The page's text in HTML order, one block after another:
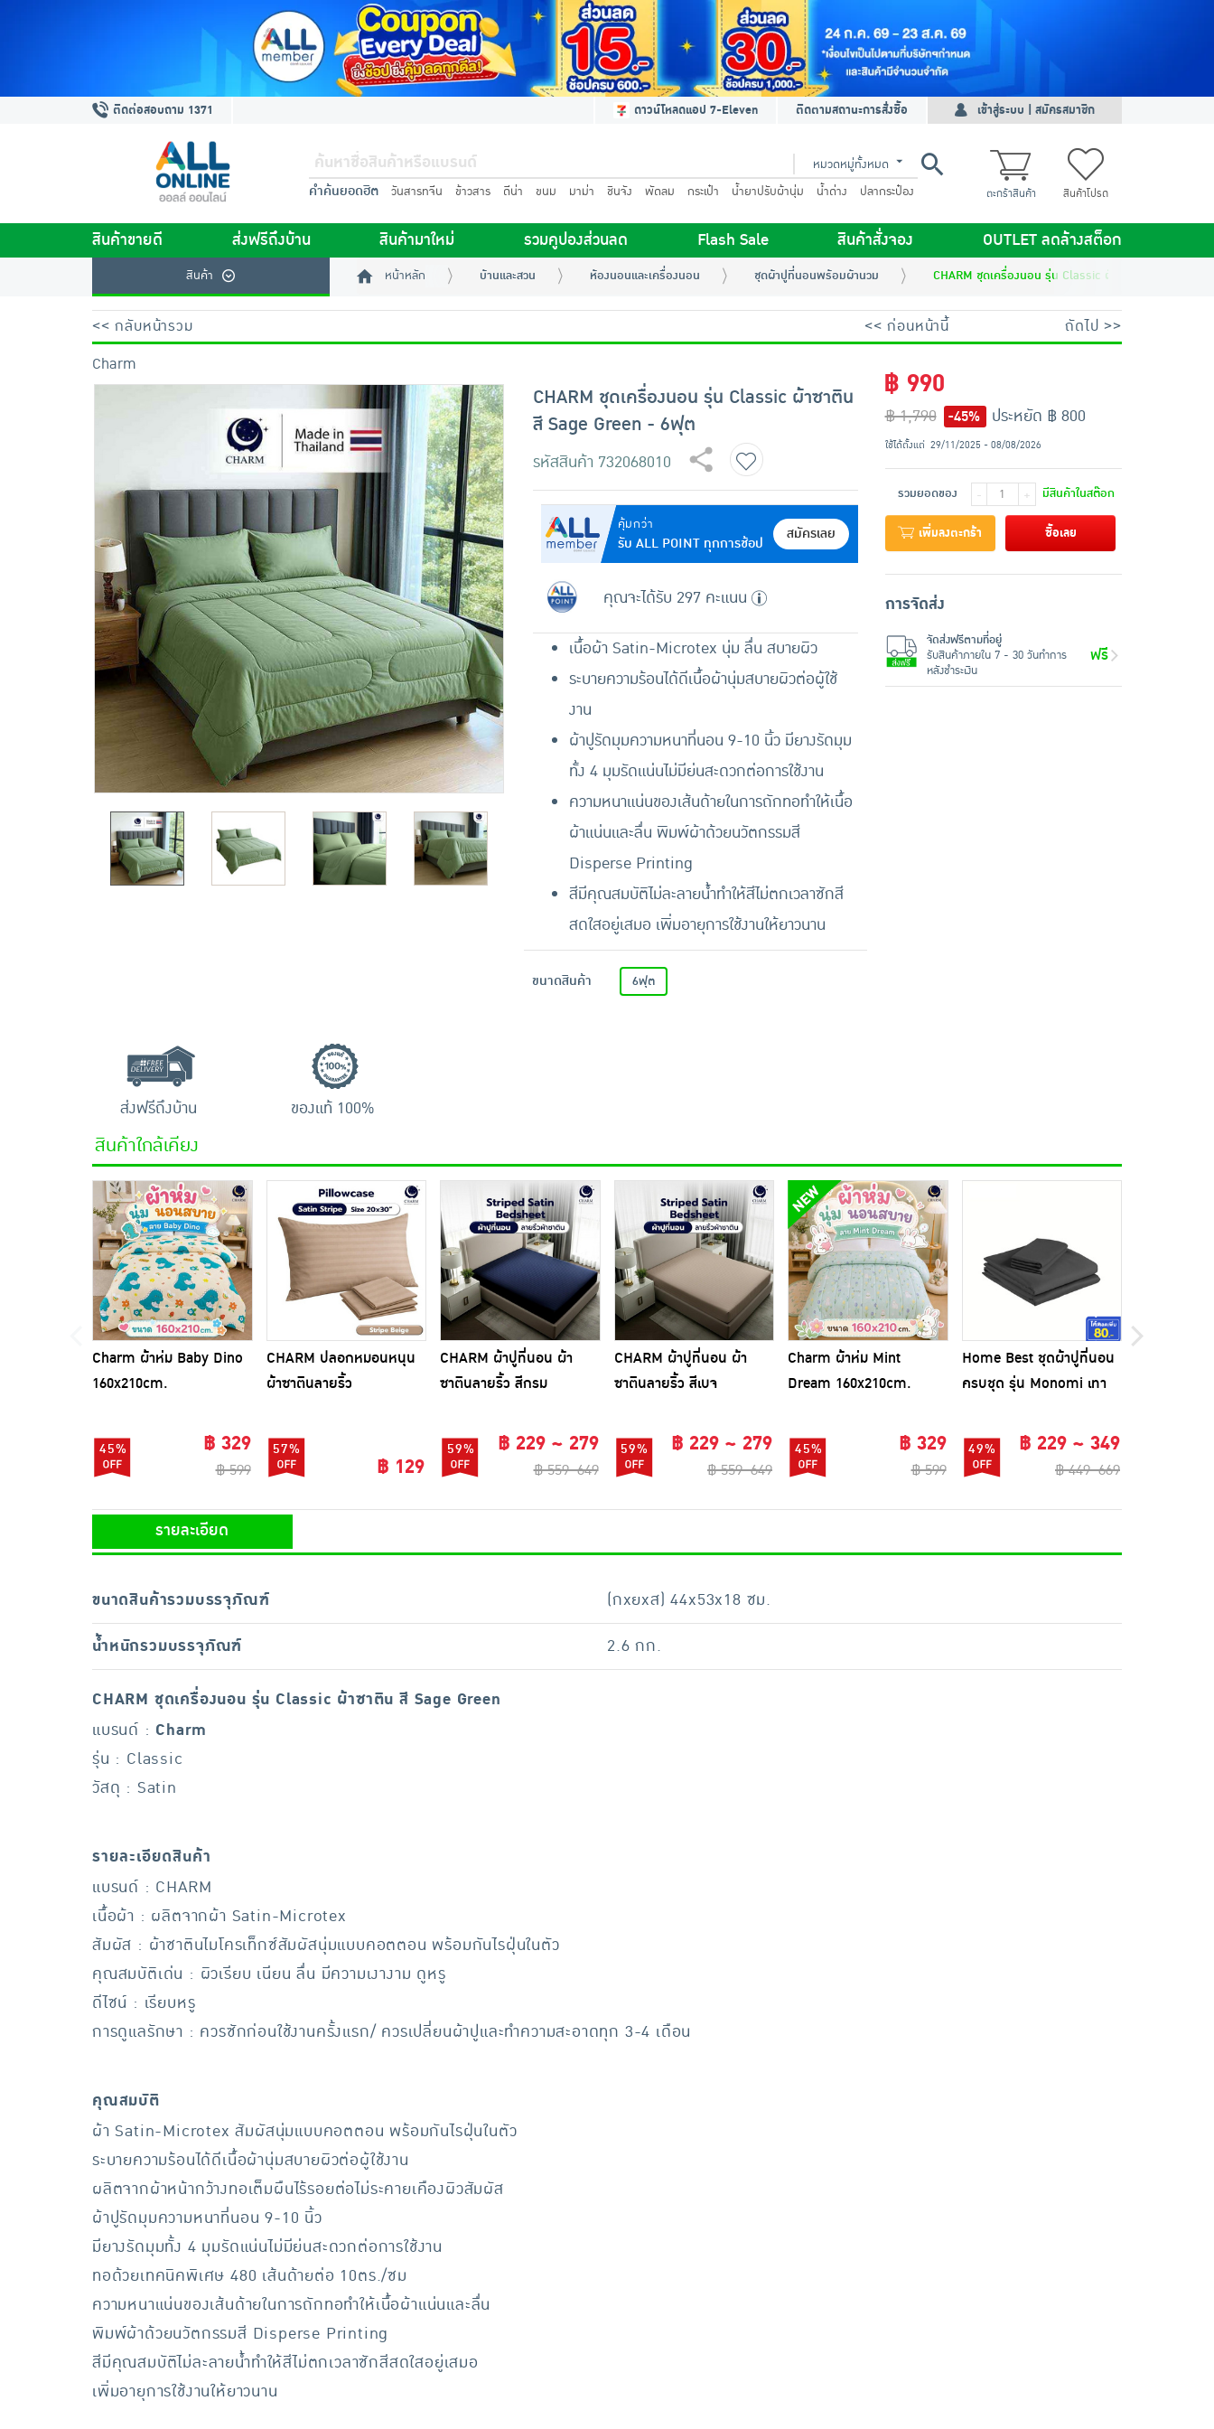
ติดต่อสอบถาม 1371 ดาวน์โหลดแอป 7-Eleven ติดตามสถานะการสั่งซื้อ เข้าสู่ระบบ | สมัครสมาชิก
หมวดหมู่ทั้งหมด
คำค้นยอดฮิต วันสารทจีน ข้าวสาร ดีน่า ขนม มาม่า ชินจัง พัดลม กระเป๋า น้ำยาปรับผ้านุ่ม น้ำด่าง ปลากระป๋อง ตะกร้าสินค้า สินค้าโปรด
สินค้าขายดี ส่งฟรีถึงบ้าน สินค้ามาใหม่ รวมคูปองส่วนลด Flash Sale สินค้าสั่งจอง OUTLET ลดล้างสต็อก
สินค้า หน้าหลัก บ้านและสวน ห้องนอนและเครื่องนอน ชุดผ้าปูที่นอนพร้อมผ้านวม CHARM ชุดเครื่องนอน รุ่น Classic ผ้าซาติน สี Sage
<< กลับหน้ารวม << ก่อนหน้านี้
ถัดไป >>
Charm
CHARM ชุดเครื่องนอน รุ่น Classic ผ้าซาติน
สี Sage Green - 6ฟุต
รหัสสินค้า 732068010
คุ้มกว่า
รับ ALL POINT ทุกการช้อป
สมัครเลย
คุณจะได้รับ 297 คะแนน
เนื้อผ้า Satin-Microtex นุ่ม ลื่น สบายผิว
ระบายความร้อนได้ดีเนื้อผ้านุ่มสบายผิวต่อผู้ใช้
งาน
ผ้าปูรัดมุมความหนาที่นอน 9-10 นิ้ว มียางรัดมุม
ทั้ง 4 มุมรัดแน่นไม่มีย่นสะดวกต่อการใช้งาน
ความหนาแน่นของเส้นด้ายในการถักทอทำให้เนื้อ
ผ้าแน่นและลื่น พิมพ์ผ้าด้วยนวัตกรรมสี
Disperse Printing
สีมีคุณสมบัติไม่ละลายน้ำทำให้สีไม่ตกเวลาซักสี
สดใสอยู่เสมอ เพิ่มอายุการใช้งานให้ยาวนาน
ขนาดสินค้า 6ฟุต
฿ 990
฿ 1,790 -45% ประหยัด ฿ 800
ใช้ได้ตั้งแต่ 29/11/2025 - 08/08/2026
รวมยอดของ - + มีสินค้าในสต๊อก
เพิ่มลงตะกร้า ซื้อเลย
การจัดส่ง
จัดส่งฟรีตามที่อยู่
รับสินค้าภายใน 7 - 30 วันทำการ
หลังชำระเงิน
ฟรี
ส่งฟรีถึงบ้าน ของแท้ 100%
สินค้าใกล้เคียง
Charm ผ้าห่ม Baby Dino
160x210cm.
45% ฿ 329
฿ 599
CHARM ปลอกหมอนหนุน
ผ้าซาตินลายริ้ว
57%
฿ 129
CHARM ผ้าปูที่นอน ผ้า
ซาตินลายริ้ว สีกรม
59% ฿ 229 ~ 279
฿ 559~649
CHARM ผ้าปูที่นอน ผ้า
ซาตินลายริ้ว สีเบจ
59% ฿ 229 ~ 279
฿ 559~649
Charm ผ้าห่ม Mint
Dream 160x210cm.
45% ฿ 329
฿ 599
Home Best ชุดผ้าปูที่นอน
ครบชุด รุ่น Monomi เทา
49% ฿ 229 ~ 349
฿ 449~669
รายละเอียด
ขนาดสินค้ารวมบรรจุภัณฑ์
(กxยxส) 44x53x18 ซม.
น้ำหนักรวมบรรจุภัณฑ์
2.6 กก.
CHARM ชุดเครื่องนอน รุ่น Classic ผ้าซาติน สี Sage Green
แบรนด์ : Charm
รุ่น : Classic
วัสดุ : Satin
รายละเอียดสินค้า
แบรนด์ : CHARM
เนื้อผ้า : ผลิตจากผ้า Satin-Microtex
สัมผัส : ผ้าซาตินไมโครเท็กซ์สัมผัสนุ่มแบบคอตตอน พร้อมกันไรฝุ่นในตัว
คุณสมบัติเด่น : ผิวเรียบ เนียน ลื่น มีความเงางาม ดูหรู
ดีไซน์ : เรียบหรู
การดูแลรักษา : ควรซักก่อนใช้งานครั้งแรก/ ควรเปลี่ยนผ้าปูและทำความสะอาดทุก 3-4 เดือน
คุณสมบัติ
ผ้า Satin-Microtex สัมผัสนุ่มแบบคอตตอน พร้อมกันไรฝุ่นในตัว
ระบายความร้อนได้ดีเนื้อผ้านุ่มสบายผิวต่อผู้ใช้งาน
ผลิตจากผ้าหน้ากว้างทอเต็มผืนไร้รอยต่อไม่ระคายเคืองผิวสัมผัส
ผ้าปูรัดมุมความหนาที่นอน 9-10 นิ้ว
มียางรัดมุมทั้ง 4 มุมรัดแน่นไม่มีย่นสะดวกต่อการใช้งาน
ทอด้วยเทคนิคพิเศษ 480 เส้นด้ายต่อ 10ตร./ซม
ความหนาแน่นของเส้นด้ายในการถักทอทำให้เนื้อผ้าแน่นและลื่น
พิมพ์ผ้าด้วยนวัตกรรมสี Disperse Printing
สีมีคุณสมบัติไม่ละลายน้ำทำให้สีไม่ตกเวลาซักสีสดใสอยู่เสมอ
เพิ่มอายุการใช้งานให้ยาวนาน